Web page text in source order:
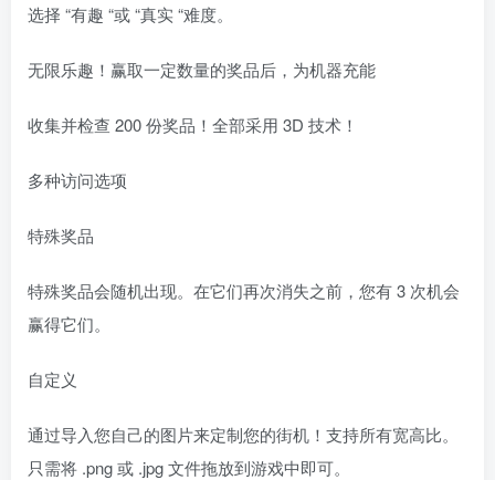
选择 “有趣 “或 “真实 “难度。
无限乐趣！赢取一定数量的奖品后，为机器充能
收集并检查 200 份奖品！全部采用 3D 技术！
多种访问选项
特殊奖品
特殊奖品会随机出现。在它们再次消失之前，您有 3 次机会
赢得它们。
自定义
通过导入您自己的图片来定制您的街机！支持所有宽高比。
只需将 .png 或 .jpg 文件拖放到游戏中即可。